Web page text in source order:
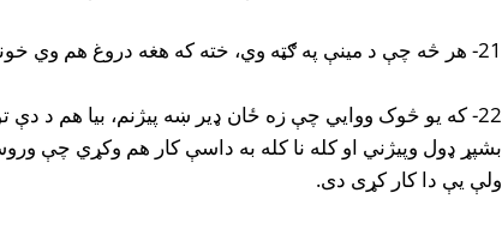
21- هر څه چې د مینې په ګټه وي، خته که هغه دروغ هم وي خوندور وي.
22- که یو څوک ووایي چې زه ځان ډیر ښه پیژنم، بیا هم د
بشپړ ډول وپیژني او کله نا کله به داسې کار هم وکړي چې
ولې یې دا کار کړی دی.